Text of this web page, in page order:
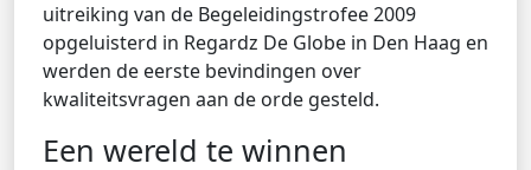
uitreiking van de Begeleidingstrofee 2009
opgeluisterd in Regardz De Globe in Den Haag en
werden de eerste bevindingen over
kwaliteitsvragen aan de orde gesteld.
Een wereld te winnen